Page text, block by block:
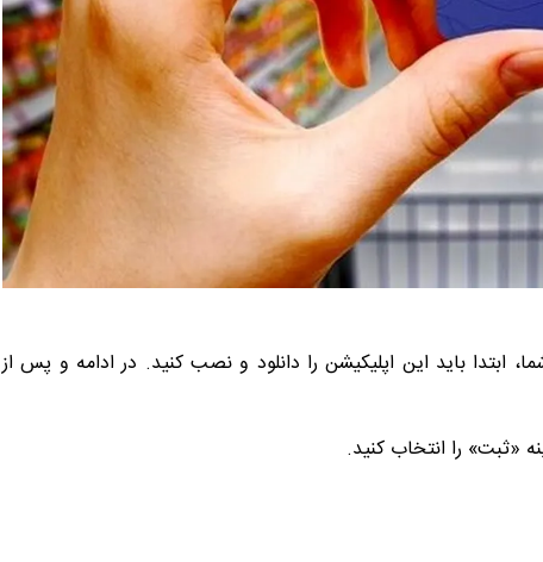
ابتدا باید این اپلیکیشن را دانلود و نصب کنید. در ادامه و پس از
«ثبت» را انتخاب کنید.